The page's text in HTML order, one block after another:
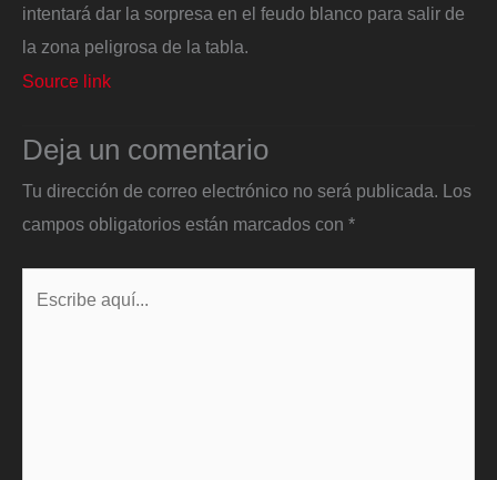
intentará dar la sorpresa en el feudo blanco para salir de
la zona peligrosa de la tabla.
Source link
Deja un comentario
Tu dirección de correo electrónico no será publicada. Los
campos obligatorios están marcados con *